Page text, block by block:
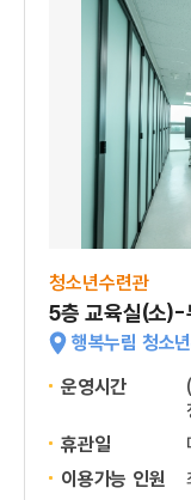
청소년수련관
5층 교육실(소)-
행복누림 청소
운영시간
휴관일
이용가능 인원